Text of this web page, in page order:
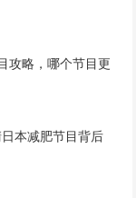
攻略，哪个节目更
日本减肥节目背后